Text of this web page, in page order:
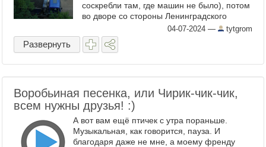
соскребли там, где машин не было), потом
во дворе со стороны Ленинградского
шоссе (там тоже с мест незанятых
машинами) Время от ...
04-07-2024 — tytgrom
Развернуть
Воробьиная песенка, или Чирик-чик-чик,
всем нужны друзья! :)
А вот вам ещё птичек с утра пораньше.
Музыкальная, как говорится, пауза. И
благодаря даже не мне, а моему френду